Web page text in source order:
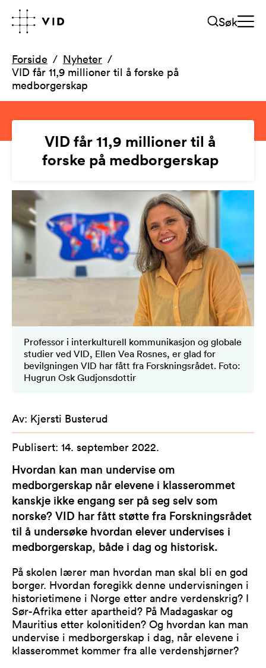
Søk
Forside
Nyheter
VID får 11,9 millioner til å forske på
medborgerskap
VID får 11,9 millioner til å
forske på medborgerskap
Professor i interkulturell kommunikasjon og globale
studier ved VID, Ellen Vea Rosnes, er glad for
bevilgningen VID har fått fra Forskningsrådet. Foto:
Hugrun Osk Gudjonsdottir
Av: Kjersti Busterud
Publisert: 14. september 2022.
Hvordan kan man undervise om
medborgerskap når elevene i klasserommet
kanskje ikke engang ser på seg selv som
norske? VID har fått støtte fra Forskningsrådet
til å undersøke hvordan elever undervises i
medborgerskap, både i dag og historisk.
På skolen lærer man hvordan man skal bli en god
borger. Hvordan foregikk denne undervisningen i
historietimene i Norge etter andre verdenskrig? I
Sør-Afrika etter apartheid? På Madagaskar og
Mauritius etter kolonitiden? Og hvordan kan man
undervise i medborgerskap i dag, når elevene i
klasserommet kommer fra alle verdenshjørner?